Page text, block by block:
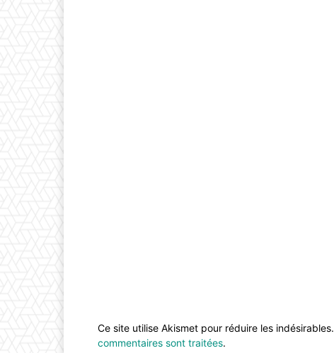
Ce site utilise Akismet pour réduire les indésirables.
commentaires sont traitées.